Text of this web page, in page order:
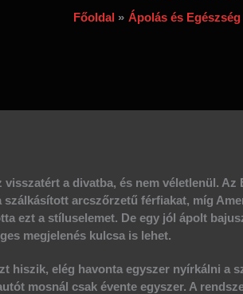
Főoldal
Ápolás és Egészség
visszatért a divatba, és nem véletlenül.
szálkásított arcszőrzetű férfiakat, míg
ezt a stíluselemet. De egy jól ápolt
megjelenés kulcsa is lehet.
hiszik, elég havonta egyszer nyírkálni a
mosnál csak évente egyszer. A